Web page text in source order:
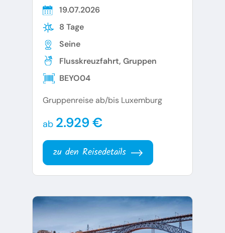
19.07.2026
8 Tage
Seine
Flusskreuzfahrt, Gruppen
BEYO04
Gruppenreise ab/bis Luxemburg
ab 2.929 €
zu den Reisedetails